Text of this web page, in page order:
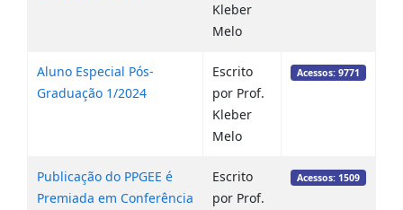
Kleber
Melo
Aluno Especial Pós-
Graduação 1/2024
Escrito
por Prof.
Kleber
Melo
Acessos: 9771
Publicação do PPGEE é
Premiada em Conferência
Escrito
por Prof.
Acessos: 1509